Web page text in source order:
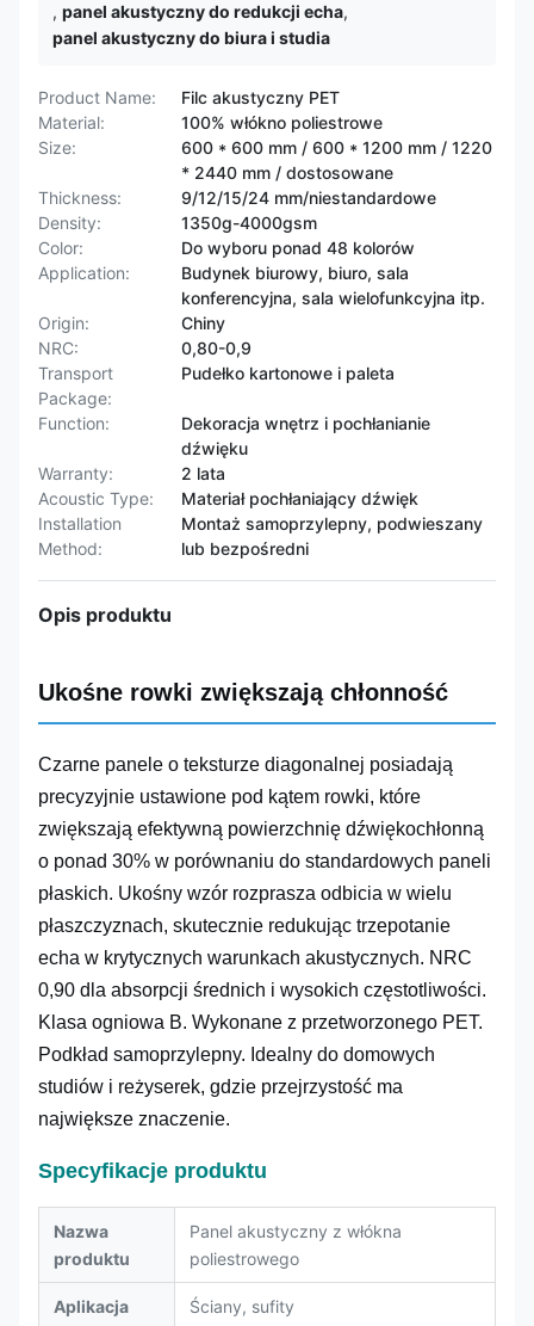
, panel akustyczny do redukcji echa,
panel akustyczny do biura i studia
Product Name:
Filc akustyczny PET
Material:
100% włókno poliestrowe
Size:
600 * 600 mm / 600 * 1200 mm / 1220
* 2440 mm / dostosowane
Thickness:
9/12/15/24 mm/niestandardowe
Density:
1350g-4000gsm
Color:
Do wyboru ponad 48 kolorów
Application:
Budynek biurowy, biuro, sala
konferencyjna, sala wielofunkcyjna itp.
Origin:
Chiny
NRC:
0,80-0,9
Transport
Package:
Pudełko kartonowe i paleta
Function:
Dekoracja wnętrz i pochłanianie
dźwięku
Warranty:
2 lata
Acoustic Type:
Materiał pochłaniający dźwięk
Installation
Method:
Montaż samoprzylepny, podwieszany
lub bezpośredni
Opis produktu
Ukośne rowki zwiększają chłonność
Czarne panele o teksturze diagonalnej posiadają
precyzyjnie ustawione pod kątem rowki, które
zwiększają efektywną powierzchnię dźwiękochłonną
o ponad 30% w porównaniu do standardowych paneli
płaskich. Ukośny wzór rozprasza odbicia w wielu
płaszczyznach, skutecznie redukując trzepotanie
echa w krytycznych warunkach akustycznych. NRC
0,90 dla absorpcji średnich i wysokich częstotliwości.
Klasa ogniowa B. Wykonane z przetworzonego PET.
Podkład samoprzylepny. Idealny do domowych
studiów i reżyserek, gdzie przejrzystość ma
największe znaczenie.
Specyfikacje produktu
Nazwa
produktu
Panel akustyczny z włókna
poliestrowego
Aplikacja Ściany, sufity